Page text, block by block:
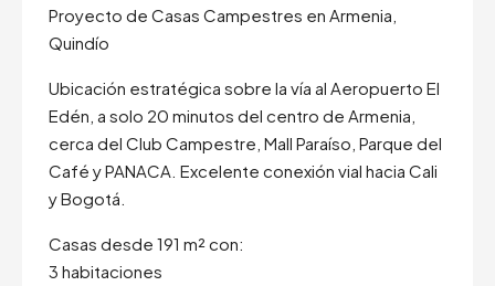
Proyecto de Casas Campestres en Armenia,
Quindío
Ubicación estratégica sobre la vía al Aeropuerto El
Edén, a solo 20 minutos del centro de Armenia,
cerca del Club Campestre, Mall Paraíso, Parque del
Café y PANACA. Excelente conexión vial hacia Cali
y Bogotá.
Casas desde 191 m² con:
3 habitaciones